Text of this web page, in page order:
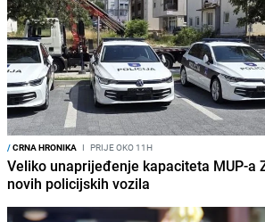
/CRNA HRONIKA I PRIJE OKO 11H
Veliko unaprijeđenje kapaciteta MUP-a
novih policijskih vozila